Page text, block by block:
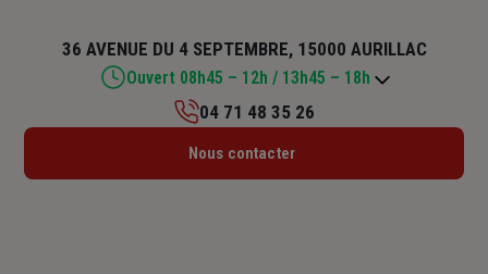
36 AVENUE DU 4 SEPTEMBRE, 15000 AURILLAC
Ouvert 08h45 – 12h / 13h45 – 18h
Lundi : Fermé
04 71 48 35 26
Nous contacter